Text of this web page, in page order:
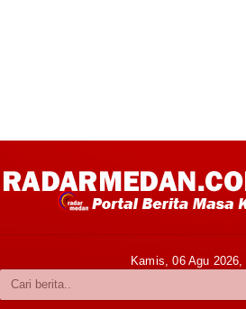
Kabupaten Karo
Kamis, 06 Agu 2026,